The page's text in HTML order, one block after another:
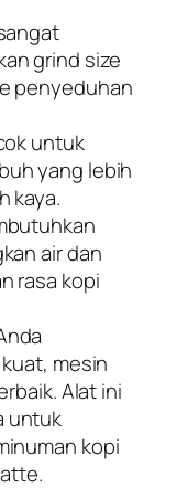
grind size
penyeduhan
untuk
yang lebih
kaya.
air dan
rasa kopi
mesin
Alat ini
untuk
kopi